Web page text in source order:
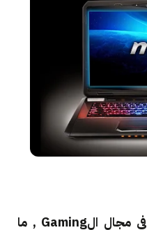
واحد من الاقوى الحواسيب في مجال الGaming , ما